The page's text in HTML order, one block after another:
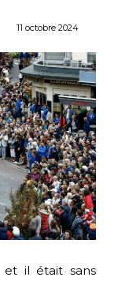
11 octobre 2024
et il était sans